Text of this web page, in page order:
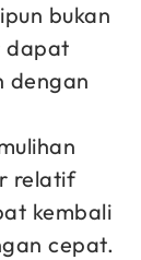
bukan
dapat
dengan
relatif
kembali
cepat.